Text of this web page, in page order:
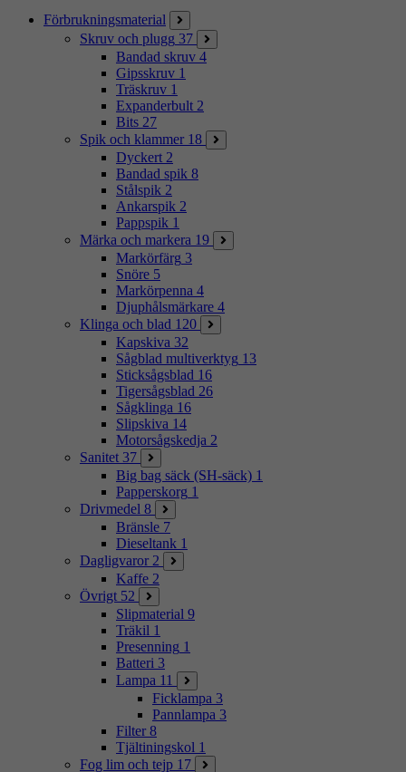
Förbrukningsmaterial
Skruv och plugg 37
Bandad skruv 4
Gipsskruv 1
Träskruv 1
Expanderbult 2
Bits 27
Spik och klammer 18
Dyckert 2
Bandad spik 8
Stålspik 2
Ankarspik 2
Pappspik 1
Märka och markera 19
Markörfärg 3
Snöre 5
Markörpenna 4
Djuphålsmärkare 4
Klinga och blad 120
Kapskiva 32
Sågblad multiverktyg 13
Sticksågsblad 16
Tigersågsblad 26
Sågklinga 16
Slipskiva 14
Motorsågskedja 2
Sanitet 37
Big bag säck (SH-säck) 1
Papperskorg 1
Drivmedel 8
Bränsle 7
Dieseltank 1
Dagligvaror 2
Kaffe 2
Övrigt 52
Slipmaterial 9
Träkil 1
Presenning 1
Batteri 3
Lampa 11
Ficklampa 3
Pannlampa 3
Filter 8
Tjältiningskol 1
Fog lim och tejp 17